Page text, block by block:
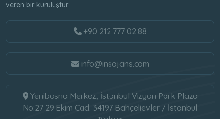
veren bir kuruluştur.
+90 212 777 02 88
info@insajans.com
Yenibosna Merkez, İstanbul Vizyon Park Plaza
No:27 29 Ekim Cad. 34197 Bahçelievler / İstanbul